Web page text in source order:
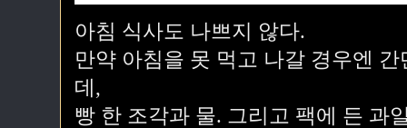
아침 식사도 나쁘지 않다.
만약 아침을 못 먹고 나갈 경우엔
데,
빵 한 조각과 물. 그리고 팩에 든 과